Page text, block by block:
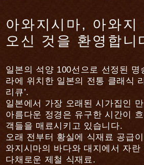
아와지시마, 아와지
오신 것을 환영합니
일본의 석양 100선으로 선정된 명
라에 위치한 일본의 전통 클래식
리큐’.
일본에서 가장 오래된 시가집인
아름다운 정경은 유구한 시간이
객들을 매료시키고 있습니다.
오래 전부터 황실에 식재료 공급
와지시마의 바다와 대지에서 자
다채로운 제철 식재료.